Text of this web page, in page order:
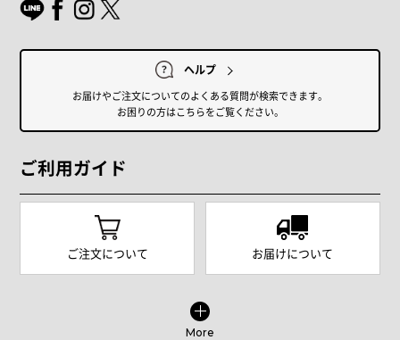
ヘルプ
お届けやご注文についてのよくある質問が検索できます。
お困りの方はこちらをご覧ください。
ご利用ガイド
ご注文について お届けについて
More